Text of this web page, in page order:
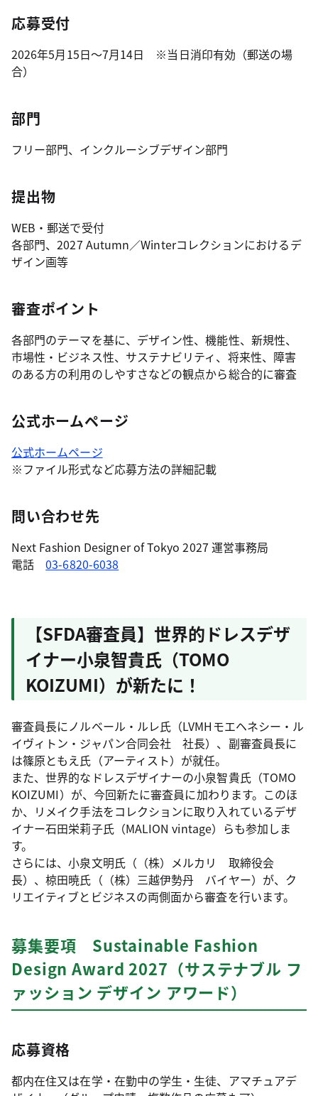
応募受付
2026年5月15日～7月14日 ※当日消印有効（郵送の場
合）
部門
フリー部門、インクルーシブデザイン部門
提出物
WEB・郵送で受付
各部門、2027 Autumn／Winterコレクションにおけるデ
ザイン画等
審査ポイント
各部門のテーマを基に、デザイン性、機能性、新規性、
市場性・ビジネス性、サステナビリティ、将来性、障害
のある方の利用のしやすさなどの観点から総合的に審査
公式ホームページ
公式ホームページ
※ファイル形式など応募方法の詳細記載
問い合わせ先
Next Fashion Designer of Tokyo 2027 運営事務局
電話03-6820-6038
【SFDA審査員】世界的ドレスデザ
イナー小泉智貴氏（TOMO
KOIZUMI）が新たに！
審査員長にノルベール・ルレ氏（LVMHモエヘネシー・ル
イヴィトン・ジャパン合同会社 社長）、副審査員長に
は篠原ともえ氏（アーティスト）が就任。
また、世界的なドレスデザイナーの小泉智貴氏（TOMO
KOIZUMI）が、今回新たに審査員に加わります。このほ
か、リメイク手法をコレクションに取り入れているデザ
イナー石田栄莉子氏（MALION vintage）らも参加しま
す。
さらには、小泉文明氏（（株）メルカリ 取締役会
長）、椋田暁氏（（株）三越伊勢丹 バイヤー）が、ク
リエイティブとビジネスの両側面から審査を行います。
募集要項 Sustainable Fashion
Design Award 2027（サステナブル フ
ァッション デザイン アワード）
応募資格
都内在住又は在学・在勤中の学生・生徒、アマチュアデ